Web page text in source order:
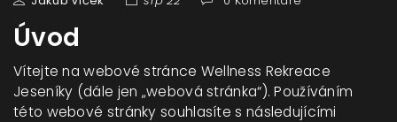
Úvod
Vítejte na webové stránce Wellness Rekreace
Jeseníky (dále jen „webová stránka“). Používáním
této webové stránky souhlasíte s následujícími